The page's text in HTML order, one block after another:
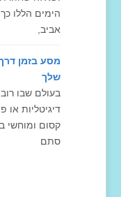
הימים הללו
אביב,
מסע בזמן
שלך
בעולם שבו
דיגיטליות
קסום ומוחשי
סתם